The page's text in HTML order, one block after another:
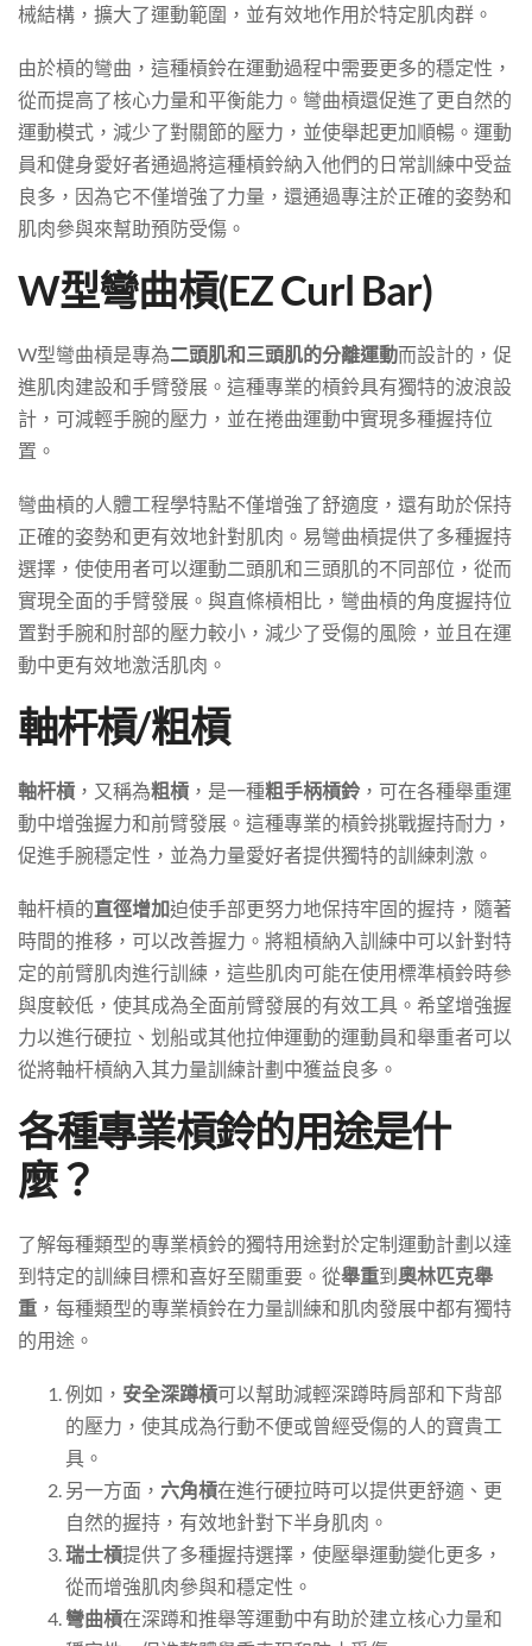
械結構，擴大了運動範圍，並有效地作用於特定肌肉群。
由於槓的彎曲，這種槓鈴在運動過程中需要更多的穩定性，
從而提高了核心力量和平衡能力。彎曲槓還促進了更自然的
運動模式，減少了對關節的壓力，並使舉起更加順暢。運動
員和健身愛好者通過將這種槓鈴納入他們的日常訓練中受益
良多，因為它不僅增強了力量，還通過專注於正確的姿勢和
肌肉參與來幫助預防受傷。
W型彎曲槓(EZ Curl Bar)
W型彎曲槓是專為二頭肌和三頭肌的分離運動而設計的，促
進肌肉建設和手臂發展。這種專業的槓鈴具有獨特的波浪設
計，可減輕手腕的壓力，並在捲曲運動中實現多種握持位
置。
彎曲槓的人體工程學特點不僅增強了舒適度，還有助於保持
正確的姿勢和更有效地針對肌肉。易彎曲槓提供了多種握持
選擇，使使用者可以運動二頭肌和三頭肌的不同部位，從而
實現全面的手臂發展。與直條槓相比，彎曲槓的角度握持位
置對手腕和肘部的壓力較小，減少了受傷的風險，並且在運
動中更有效地激活肌肉。
軸杆槓/粗槓
軸杆槓 ，又稱為粗槓 ，是一種粗手柄槓鈴 ，可在各種舉重運
動中增強握力和前臂發展。這種專業的槓鈴挑戰握持耐力，
促進手腕穩定性，並為力量愛好者提供獨特的訓練刺激。
軸杆槓的直徑增加迫使手部更努力地保持牢固的握持，隨著
時間的推移，可以改善握力。將粗槓納入訓練中可以針對特
定的前臂肌肉進行訓練，這些肌肉可能在使用標準槓鈴時參
與度較低，使其成為全面前臂發展的有效工具。希望增強握
力以進行硬拉、划船或其他拉伸運動的運動員和舉重者可以
從將軸杆槓納入其力量訓練計劃中獲益良多。
各種專業槓鈴的用途是什
麼？
了解每種類型的專業槓鈴的獨特用途對於定制運動計劃以達
到特定的訓練目標和喜好至關重要。從舉重到奧林匹克舉
重 ，每種類型的專業槓鈴在力量訓練和肌肉發展中都有獨特
的用途。
例如， 安全深蹲槓可以幫助減輕深蹲時肩部和下背部
的壓力，使其成為行動不便或曾經受傷的人的寶貴工
具。
另一方面， 六角槓在進行硬拉時可以提供更舒適、更
自然的握持，有效地針對下半身肌肉。
瑞士槓提供了多種握持選擇，使壓舉運動變化更多，
從而增強肌肉參與和穩定性。
彎曲槓在深蹲和推舉等運動中有助於建立核心力量和